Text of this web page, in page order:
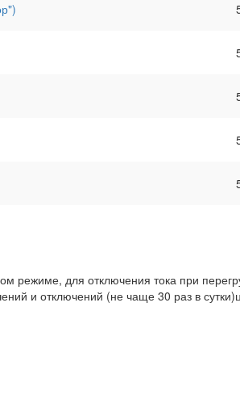
режиме, для отключения тока при
и отключений (не чаще 30 раз в